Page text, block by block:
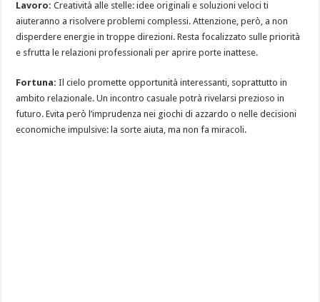
Lavoro: Creatività alle stelle: idee originali e soluzioni veloci ti
aiuteranno a risolvere problemi complessi. Attenzione, però, a non
disperdere energie in troppe direzioni. Resta focalizzato sulle priorità
e sfrutta le relazioni professionali per aprire porte inattese.
Fortuna: Il cielo promette opportunità interessanti, soprattutto in
ambito relazionale. Un incontro casuale potrà rivelarsi prezioso in
futuro. Evita però l’imprudenza nei giochi di azzardo o nelle decisioni
economiche impulsive: la sorte aiuta, ma non fa miracoli.